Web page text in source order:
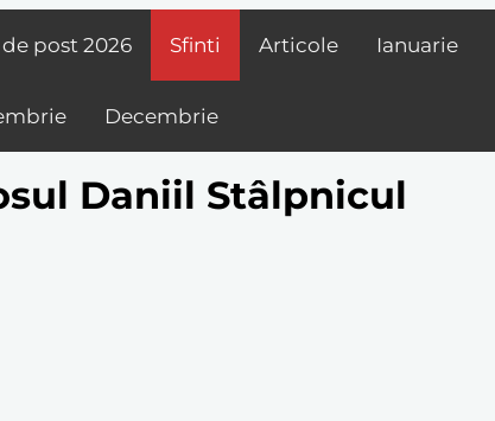
post 2026 Sfinti Articole Ianuarie
Decembrie
Daniil Stâlpnicul